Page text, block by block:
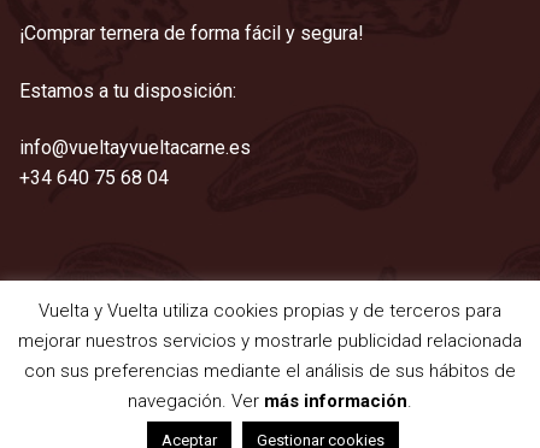
¡Comprar ternera de forma fácil y segura!
Estamos a tu disposición:
info@vueltayvueltacarne.es
+34 640 75 68 04
©2021 Vuelta y Vuelta
Aviso legal|Cookies|Privacidad|Términos y condiciones
Vuelta y Vuelta utiliza cookies propias y de terceros para
mejorar nuestros servicios y mostrarle publicidad relacionada
con sus preferencias mediante el análisis de sus hábitos de
navegación. Ver más información.
Aceptar Gestionar cookies